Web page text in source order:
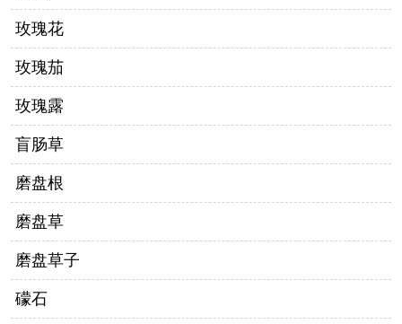
玫瑰花
玫瑰茄
玫瑰露
盲肠草
磨盘根
磨盘草
磨盘草子
礞石